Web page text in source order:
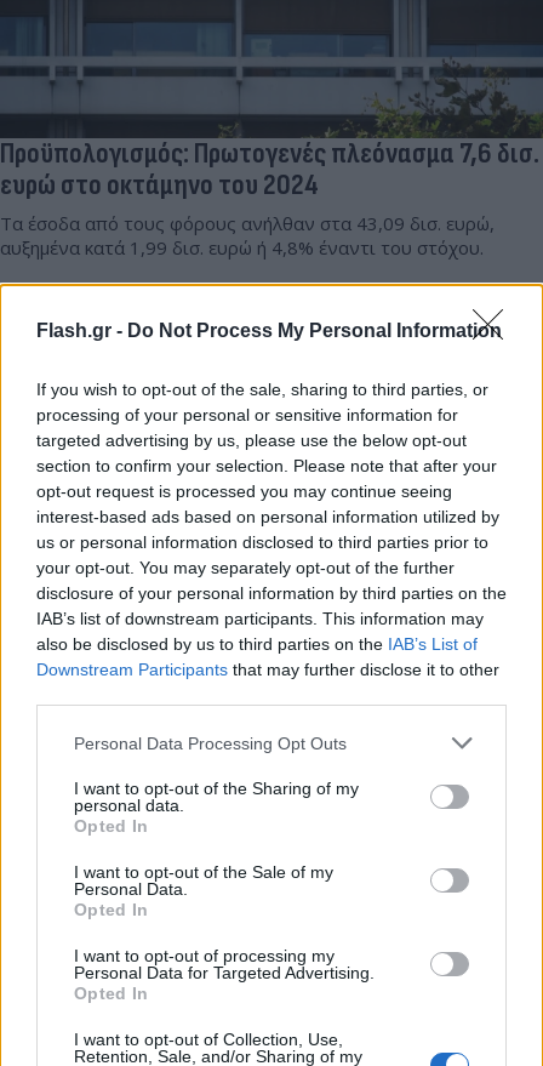
Flash.gr - Do Not Process My Personal Information
If you wish to opt-out of the sale, sharing to third parties, or
processing of your personal or sensitive information for
targeted advertising by us, please use the below opt-out
section to confirm your selection. Please note that after your
opt-out request is processed you may continue seeing
interest-based ads based on personal information utilized by
us or personal information disclosed to third parties prior to
your opt-out. You may separately opt-out of the further
disclosure of your personal information by third parties on the
IAB’s list of downstream participants. This information may
also be disclosed by us to third parties on the IAB’s List of
Downstream Participants that may further disclose it to other
Please note that this website/app uses one or more Google
not limited to your visit or usage behaviour. You may click to
grant or deny consent to Google and its third-party tags to
use your data for below specified purposes in below Google
consent section.
Personal Data Processing Opt Outs
I want to opt-out of the Sharing of my
personal data.
Opted In
I want to opt-out of the Sale of my
Personal Data.
Opted In
I want to opt-out of processing my
Personal Data for Targeted Advertising.
Opted In
I want to opt-out of Collection, Use,
Retention, Sale, and/or Sharing of my
Προϋπολογισμός: Πρωτογενές πλεόνασμα 7,6 δισ.
ευρώ στο οκτάμηνο του 2024
Τα έσοδα από τους φόρους ανήλθαν στα 43,09 δισ. ευρώ,
αυξημένα κατά 1,99 δισ. ευρώ ή 4,8% έναντι του στόχου.
Συντακτική
Ομάδα
Flash.gr
Προϋπολογισμός: 2,19 δις ευρώ πάνω από το
στόχο τα φορολογικά έσοδα
Το πρωτογενές αποτέλεσμα διαμορφώθηκε σε πλεόνασμα
Flash.gr